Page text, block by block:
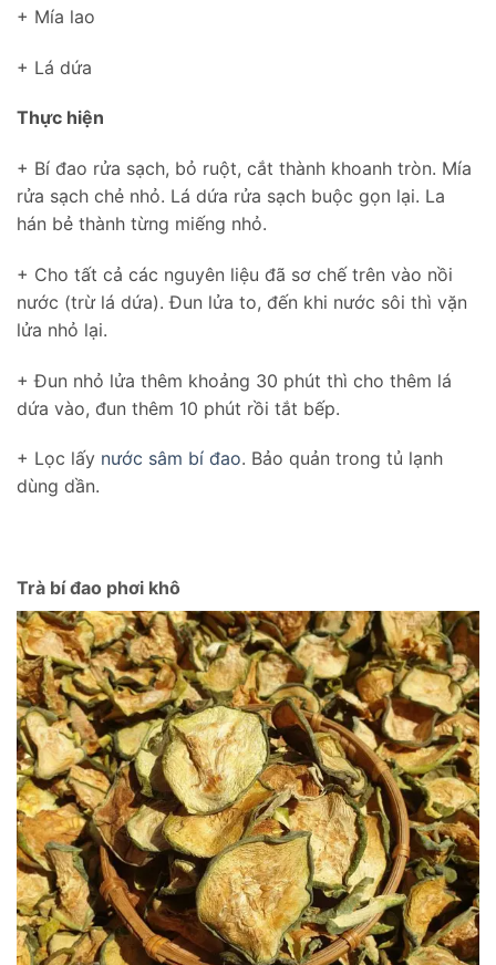
+ Mía lao
+ Lá dứa
Thực hiện
+ Bí đao rửa sạch, bỏ ruột, cắt thành khoanh tròn. Mía
rửa sạch chẻ nhỏ. Lá dứa rửa sạch buộc gọn lại. La
hán bẻ thành từng miếng nhỏ.
+ Cho tất cả các nguyên liệu đã sơ chế trên vào nồi
nước (trừ lá dứa). Đun lửa to, đến khi nước sôi thì vặn
lửa nhỏ lại.
+ Đun nhỏ lửa thêm khoảng 30 phút thì cho thêm lá
dứa vào, đun thêm 10 phút rồi tắt bếp.
+ Lọc lấy nước sâm bí đao. Bảo quản trong tủ lạnh
dùng dần.
Trà bí đao phơi khô